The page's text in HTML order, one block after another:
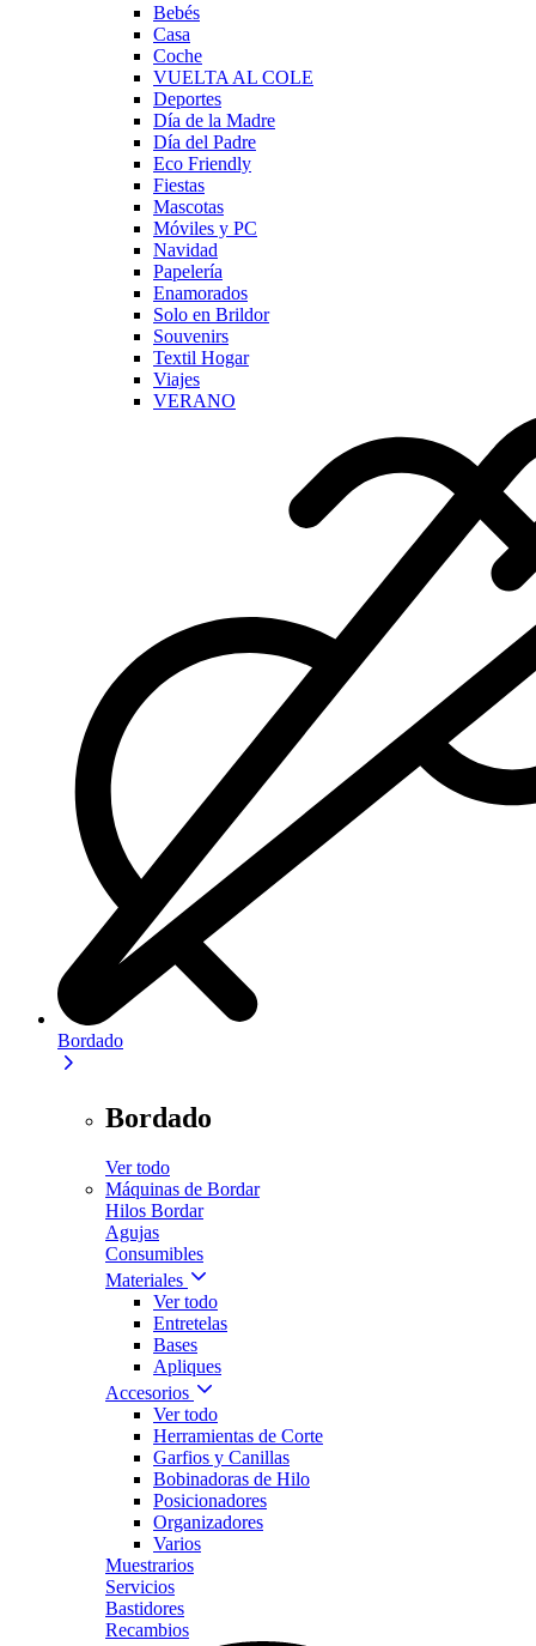
Bebés
Casa
Coche
VUELTA AL COLE
Deportes
Día de la Madre
Día del Padre
Eco Friendly
Fiestas
Mascotas
Móviles y PC
Navidad
Papelería
Enamorados
Solo en Brildor
Souvenirs
Textil Hogar
Viajes
VERANO
Bordado
Bordado
Ver todo
Máquinas de Bordar
Hilos Bordar
Agujas
Consumibles
Materiales
Ver todo
Entretelas
Bases
Apliques
Accesorios
Ver todo
Herramientas de Corte
Garfios y Canillas
Bobinadoras de Hilo
Posicionadores
Organizadores
Varios
Muestrarios
Servicios
Bastidores
Recambios